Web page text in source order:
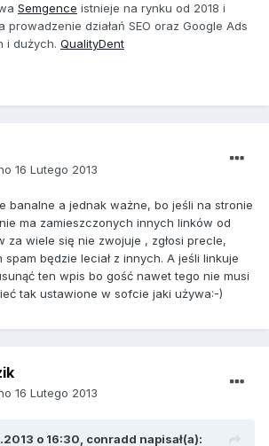
Semgence istnieje na rynku od 2018 i
prowadzenie działań SEO oraz Google Ads
i dużych. QualityDent
16 Lutego 2013
banalne a jednak ważne, bo jeśli na stronie
ma zamieszczonych innych linków od
za wiele się nie zwojuje , zgłosi precle,
będzie leciał z innych. A jeśli linkuje
ten wpis bo gość nawet tego nie musi
tak ustawione w sofcie jaki używa:-)
16 Lutego 2013
o 16:30, conradd napisał(a):